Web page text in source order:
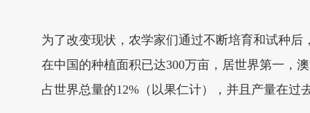
为了改变现状，农学家们通过不断培育和试种
在中国的种植面积已达300万亩，居世界第一，
占世界总量的12%（以果仁计），并且产量在过